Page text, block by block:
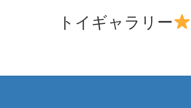
ス
ン
トイギャラリー